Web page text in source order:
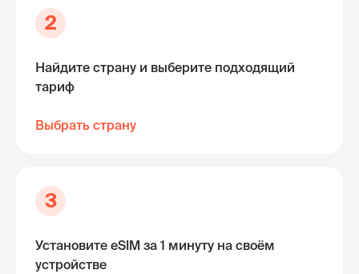
2
Найдите страну и выберите подходящий
тариф
Выбрать страну
3
Установите eSIM за 1 минуту на своём
устройстве